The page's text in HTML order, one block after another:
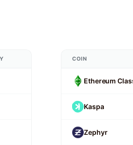
COIN
Ethereum
Kaspa
Zephyr